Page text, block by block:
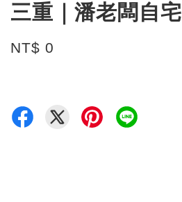
三重｜潘老闆自宅
NT$ 0